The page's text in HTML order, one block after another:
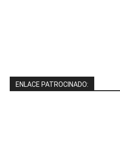
ENLACE PATROCINADO: